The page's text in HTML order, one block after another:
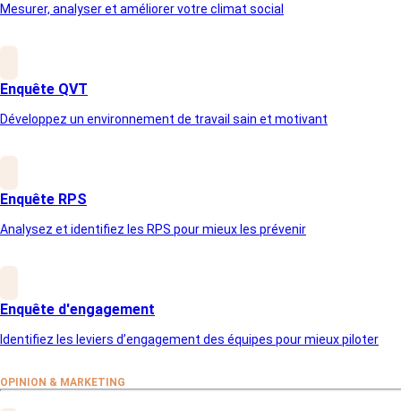
Mesurer, analyser et améliorer votre climat social
Enquête QVT
Développez un environnement de travail sain et motivant
Enquête RPS
Analysez et identifiez les RPS pour mieux les prévenir
Enquête d'engagement
Identifiez les leviers d’engagement des équipes pour mieux piloter
OPINION & MARKETING
OBJECTIFS
la connaissance et votre
réputation de marque
actions marketing et communication.